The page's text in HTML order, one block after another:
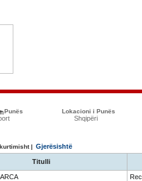
Punës Lokacioni i Punës
Shqipëri
| Gjerësishtë
Titulli